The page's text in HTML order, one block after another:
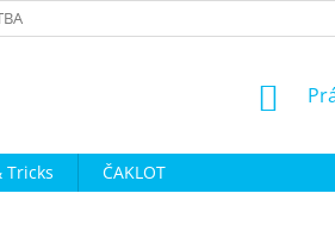
Tricks
ČAKLOT